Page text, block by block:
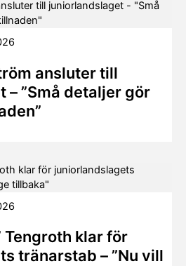
ansluter till
– ”Små detaljer gör
Tengroth klar för
tränarstab – ”Nu vill